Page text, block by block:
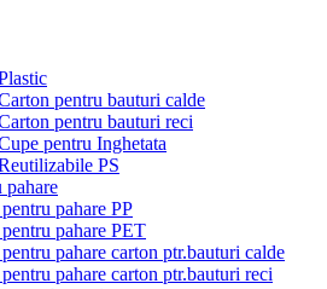
pentru bauturi calde
pentru bauturi reci
pentru Inghetata
PS
pahare
pahare PP
pahare PET
pahare carton ptr.bauturi calde
pahare carton ptr.bauturi reci